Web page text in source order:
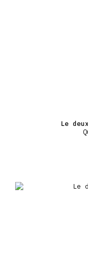
Le